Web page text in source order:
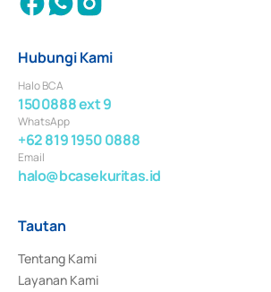
Hubungi Kami
Halo BCA
1500888 ext 9
WhatsApp
+62 819 1950 0888
Email
halo@bcasekuritas.id
Tautan
Tentang Kami
Layanan Kami